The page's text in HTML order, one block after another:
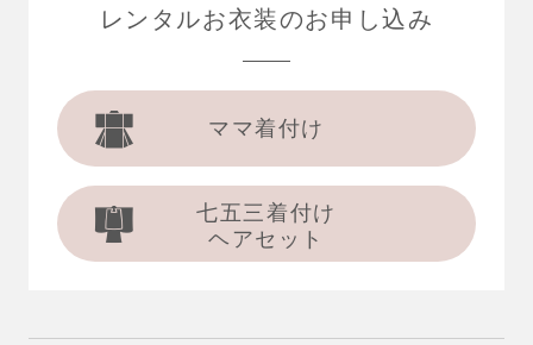
レンタルお衣装のお申し込み
ママ着付け
七五三着付け
ヘアセット